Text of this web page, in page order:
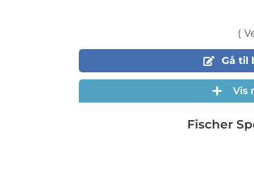
(
Gå til
Vis
Fischer